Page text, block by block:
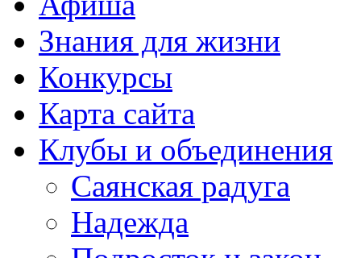
Знания для жизни
Конкурсы
Карта сайта
Клубы и объединения
Саянская радуга
Надежда